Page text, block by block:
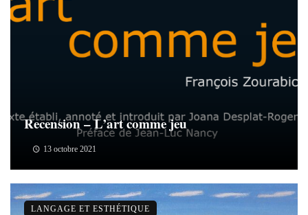
Recension – L’art comme jeu
13 octobre 2021
LANGAGE ET ESTHÉTIQUE